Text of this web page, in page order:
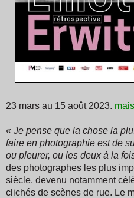
23 mars au 15 août 2023.
« Je pense que la chose la
faire en photographie est de
ou pleurer, ou les deux à la
des photographes les plus
siècle, devenu notamment
clichés de scènes de rue. Le